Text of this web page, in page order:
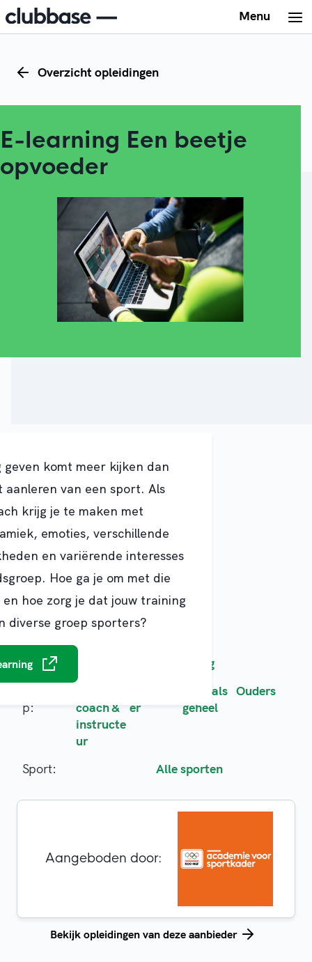
Menu
Overzicht opleidingen
E-learning Een beetje
opvoeder
komt meer kijken dan
aanleren van een sport. Als
krijg je te maken met
emoties, verschillende
en variërende interesses
Hoe ga je om met die
hoe zorg je dat jouw training
diverse groep sporters?
Opleidingsoort:
E-learning
p:
coach &
instructe
ur
er
Club als
geheel
Ouders
Sport: Alle sporten
Aangeboden door:
Bekijk opleidingen van deze aanbieder